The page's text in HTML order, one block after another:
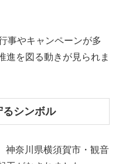
事やキャンペーンが多
進を図る動きが見られま
シンボル
神奈川県横須賀市・観音